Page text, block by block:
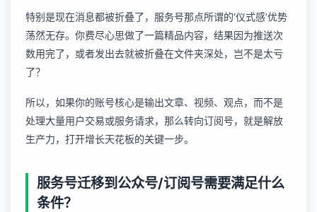
特别是现在消息都被折叠了，服务号那点所谓的‘仪式感’优势
荡然无存。你费尽心思做了一篇精品内容，结果因为推送次
数用完了，或者发出去就被折叠在文件夹深处，岂不是太亏
了？
所以，如果你的账号核心是输出文章、视频、观点，而不是
处理大量用户交易或服务请求，那么转向订阅号，就是解放
生产力，打开增长天花板的关键一步。
服务号迁移到公众号/订阅号需要满足什么
条件？